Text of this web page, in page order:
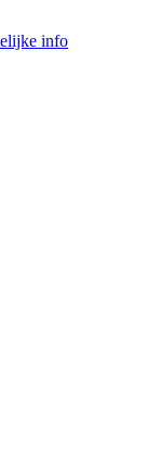
info